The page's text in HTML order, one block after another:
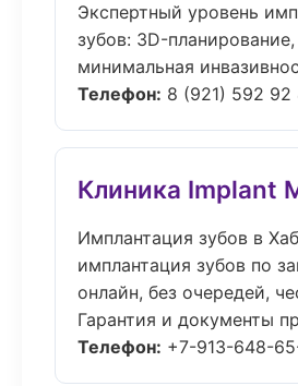
Экспертный уровень
зубов: 3D-
минимальная
Телефон: 8 (921) 592 92
Клиника Implant
Имплантация зубов в
имплантация зубов по
онлайн, без очередей,
Гарантия и документы
Телефон: +7-913-648-